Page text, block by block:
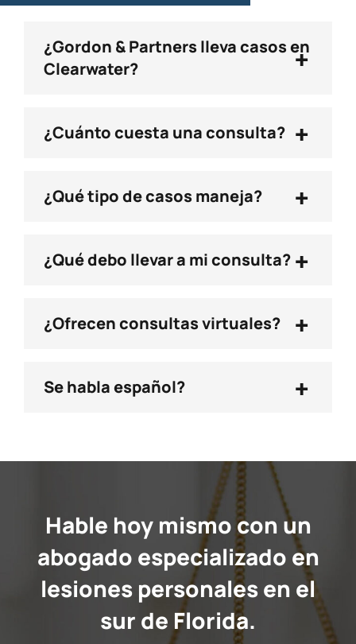
¿Gordon & Partners lleva casos en
Clearwater?
+
¿Cuánto cuesta una consulta? +
¿Qué tipo de casos maneja? +
¿Qué debo llevar a mi consulta? +
¿Ofrecen consultas virtuales? +
Se habla español? +
Hable hoy mismo con un
abogado especializado en
lesiones personales en el
sur de Florida.